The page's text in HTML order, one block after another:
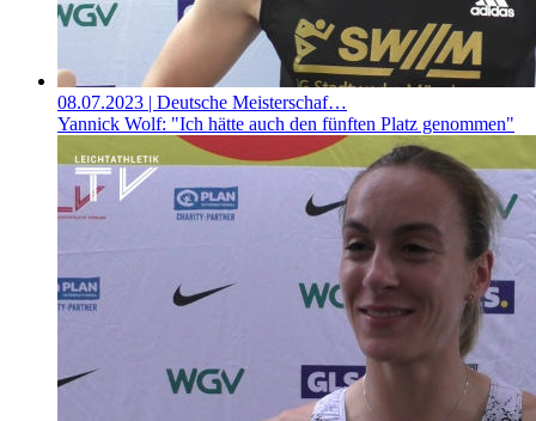
08.07.2023 | Deutsche Meisterschaf…
Yannick Wolf: "Ich hätte auch den fünften Platz genommen"